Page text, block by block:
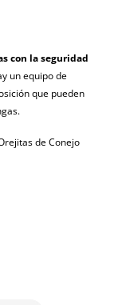
con la seguridad
un equipo de
que pueden
de Conejo